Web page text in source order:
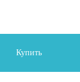
Купить